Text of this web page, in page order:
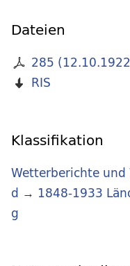
Dateien
285
RIS
Klassifikation
Wetterberichte
d → 1848-1933
g